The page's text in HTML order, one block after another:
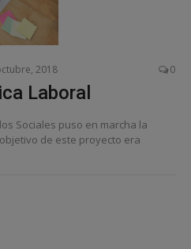
2018 0
Laboral
Sociales puso en marcha la
de este proyecto era